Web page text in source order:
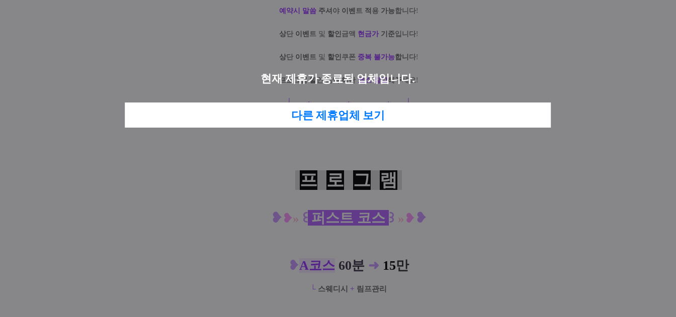
현재 제휴가 종료된 업체입니다.
다른 제휴업체 보기
예약시 말씀 주셔 야 이벤트 적 용 가능합니다!
상단 이벤트 및 할인금액 현금가 기준입니다!
상단 이벤트 및 할인쿠폰 중복 불가능합니 다!
프로 그램할 인금액하단 코스 참고해주세요!
└─*───*───*─┘
프 로 그 램
❥❥» ꒰ 퍼스트 코스 ꒱ » ❥ ❥
❥A코스 60분 ➜ 15만
└ 스웨디시 + 림프관리